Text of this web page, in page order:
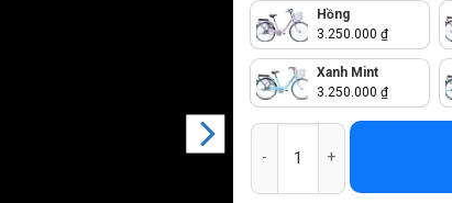
Hồng
3.250.000 ₫
Xanh Mint
3.250.000 ₫
Xe Đạp Nữ Thống Nhất LD 26